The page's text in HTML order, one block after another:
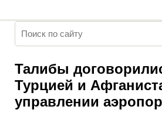
Талибы
Турцией и
управлении